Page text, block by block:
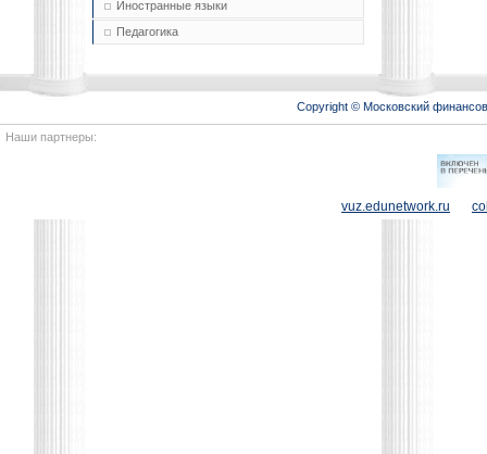
Иностранные языки
Педагогика
Copyright © Московский
Наши партнеры:
vuz.edunetwork.ru